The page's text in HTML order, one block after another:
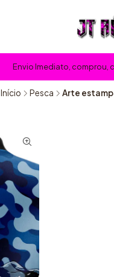
Envio Imediato, comprou,
Início Pesca Arte